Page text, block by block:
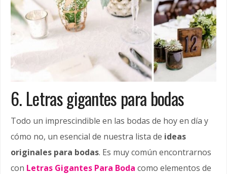
6. Letras gigantes para bodas
Todo un imprescindible en las bodas de hoy en día y
cómo no, un esencial de nuestra lista de ideas
originales para bodas. Es muy común encontrarnos
con Letras Gigantes Para Boda como elementos de